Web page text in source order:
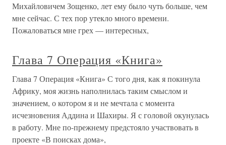
Михайловичем Зощенко, лет ему было чуть больше, чем
мне сейчас. С тех пор утекло много времени.
Пожаловаться мне грех — интересных,
Глава 7 Операция «Книга»
Глава 7 Операция «Книга» С того дня, как я покинула
Африку, моя жизнь наполнилась таким смыслом и
значением, о котором я и не мечтала с момента
исчезновения Аддина и Шахиры. Я с головой окунулась
в работу. Мне по-прежнему предстояло участвовать в
проекте «В поисках дома»,